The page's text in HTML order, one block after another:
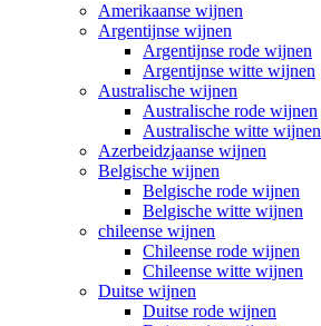
Amerikaanse wijnen
Argentijnse wijnen
Argentijnse rode wijnen
Argentijnse witte wijnen
Australische wijnen
Australische rode wijnen
Australische witte wijnen
Azerbeidzjaanse wijnen
Belgische wijnen
Belgische rode wijnen
Belgische witte wijnen
chileense wijnen
Chileense rode wijnen
Chileense witte wijnen
Duitse wijnen
Duitse rode wijnen